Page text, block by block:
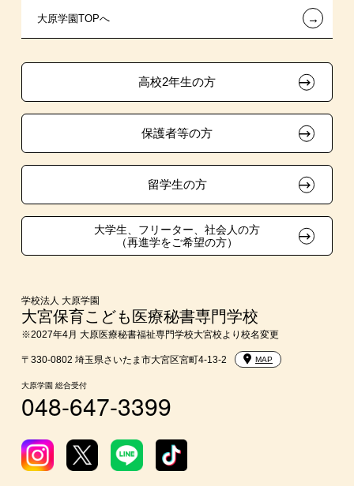
保育士修学資金貸付制度
資格・クラブ活動による特待生制度
特別推薦入学
生徒会活動推薦入学
在校生・卒業生紹介推薦入学
大学生・短期大学生特別入学
学費
短期大学との併修
入学前のお勧め学習システム
大学・短期大学・公務員併願制度
学生寮・マンションのご案内
大原学園グループ案内
各種証明書の発行ご希望の方
採用ご担当の方
大原学園TOPへ ←
高校2年生の方
保護者等の方
留学生の方
大学生、フリーター、社会人の方
（再進学をご希望の方）
学校法人 大原学園
大宮保育こども医療秘書専門学校
※2027年4月 大原医療秘書福祉専門学校大宮校より校名変更
〒330-0802 埼玉県さいたま市大宮区宮町4-13-2 MAP
大原学園 総合受付
048-647-3399